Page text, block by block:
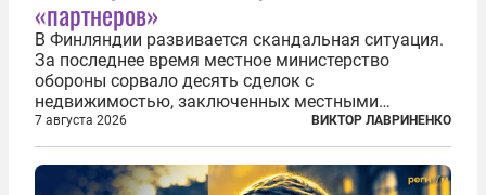
«партнеров»
В Финляндии развивается скандальная ситуация.
За последнее время местное министерство
обороны сорвало десять сделок с
недвижимостью, заключенных местными
фирмами с китайским капиталом. Чиновники
заявили, что они могли заключаться с целью
создания в Финляндии шпионской сети, чтобы
следить за...
7 августа 2026 ВИКТОР ЛАВРИНЕНКО